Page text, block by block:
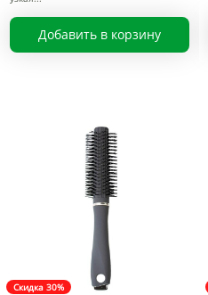
Добавить в корзину
Скидка 30%